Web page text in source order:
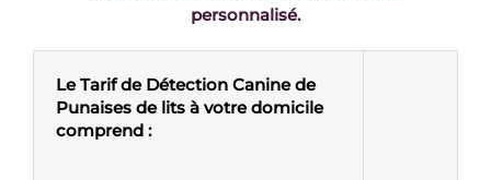
personnalisé.
Le Tarif de Détection Canine de
Punaises de lits à votre domicile
comprend :